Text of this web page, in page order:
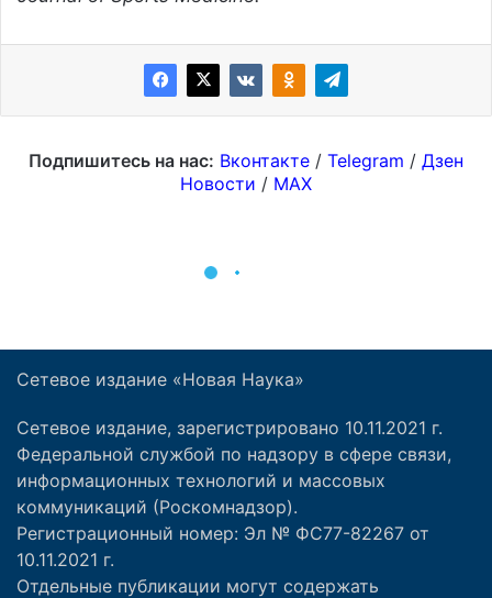
Сетевое издание «Новая Наука»
Сетевое издание, зарегистрировано 10.11.2021 г.
Федеральной службой по надзору в сфере связи,
информационных технологий и массовых
коммуникаций (Роскомнадзор).
Регистрационный номер: Эл № ФС77-82267 от
10.11.2021 г.
Отдельные публикации могут содержать